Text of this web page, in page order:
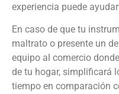
experiencia puede
En caso de que tu
maltrato o presente un
equipo al comercio
de tu hogar, simplificará
tiempo en comparación